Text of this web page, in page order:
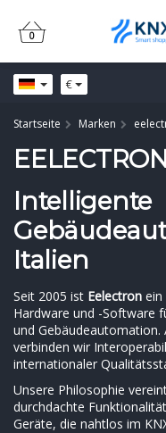
€
0
0
Startseite Marken
Intelligente
Italien
Seit 2005 ist Eelectron ein
Hardware und -Software
und Gebäudeautomation.
verbinden wir
internationaler
Unsere Philosophie
durchdachte
Geräte, die nahtlos im